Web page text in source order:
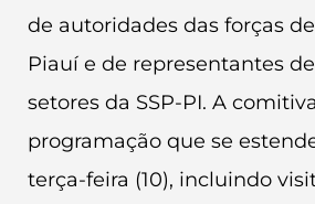
de autoridades das forças
Piauí e de representantes
setores da SSP-PI. A
programação que se
terça-feira (10), incluindo